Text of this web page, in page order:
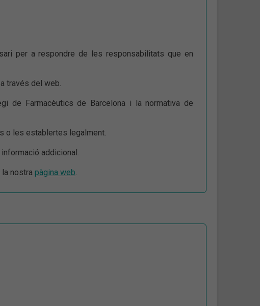
per a respondre de les responsabilitats que en
través del web.
de Farmacèutics de Barcelona i la normativa de
o les establertes legalment.
addicional.
nostra pàgina web.